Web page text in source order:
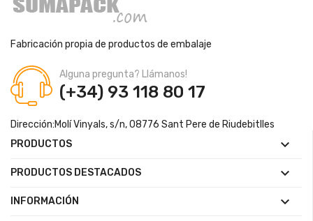
Fabricación propia de productos de embalaje
Alguna pregunta? Llámanos!
(+34) 93 118 80 17
Dirección:Molí Vinyals, s/n, 08776 Sant Pere de Riudebitlles
PRODUCTOS

PRODUCTOS DESTACADOS 
INFORMACIÓN 